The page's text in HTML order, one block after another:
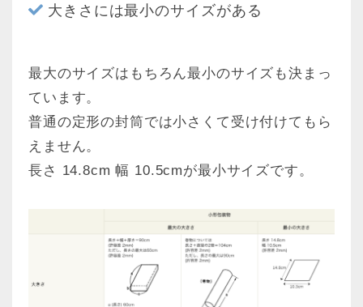
大きさには最小のサイズがある
最大のサイズはもちろん最小のサイズも決まっ
ています。
普通の定形の封筒では小さくて受け付けてもら
えません。
長さ 14.8cm 幅 10.5cmが最小サイズです。